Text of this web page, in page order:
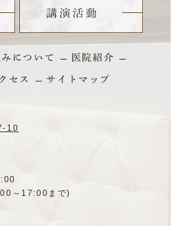
について 医院紹介
セス サイトマップ
10
～17:00まで)